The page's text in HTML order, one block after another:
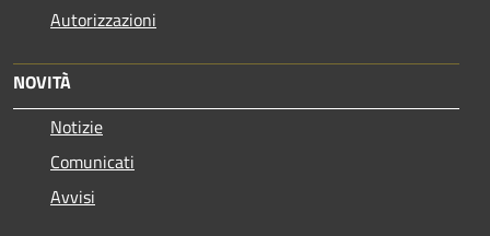
Autorizzazioni
NOVITÀ
Notizie
Comunicati
Avvisi